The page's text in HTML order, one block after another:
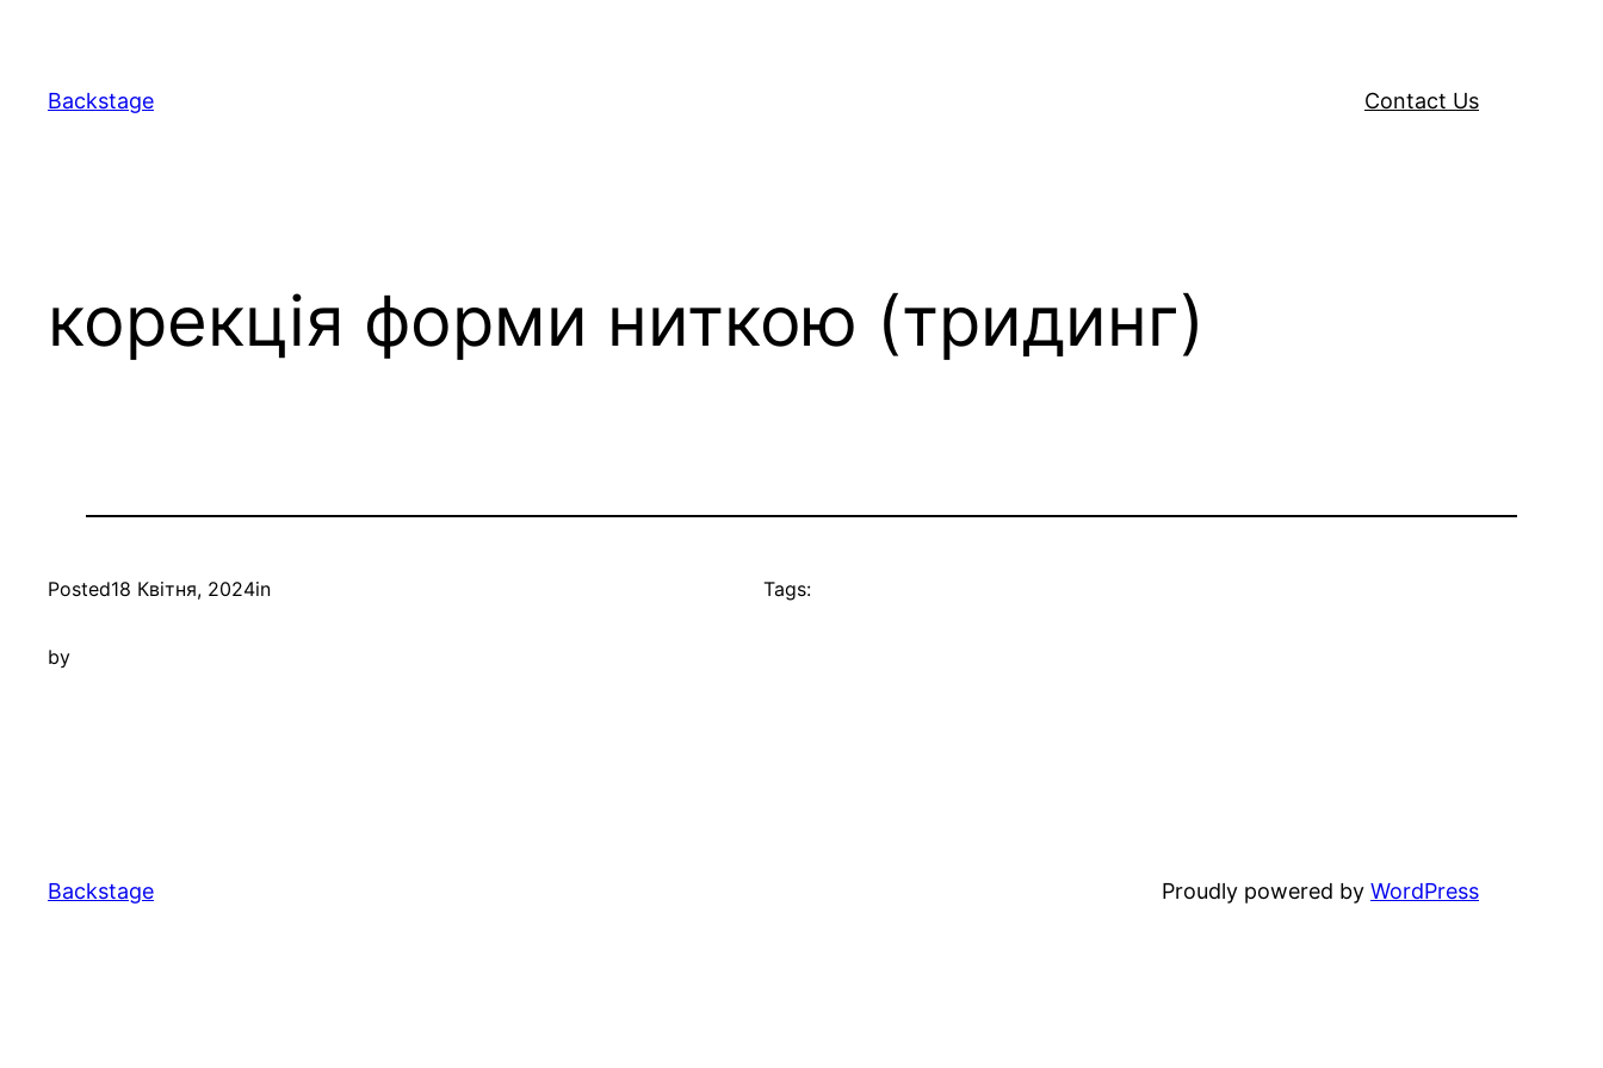
вмістуBackstage Contact Us
корекція форми ниткою (тридинг)
Posted18 Квітня, 2024in
by
Tags:
Backstage Proudly powered by WordPress